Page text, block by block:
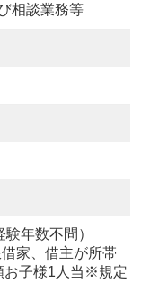
相談業務等
年数不問）
家、借主が所帯
お子様1人当※規定